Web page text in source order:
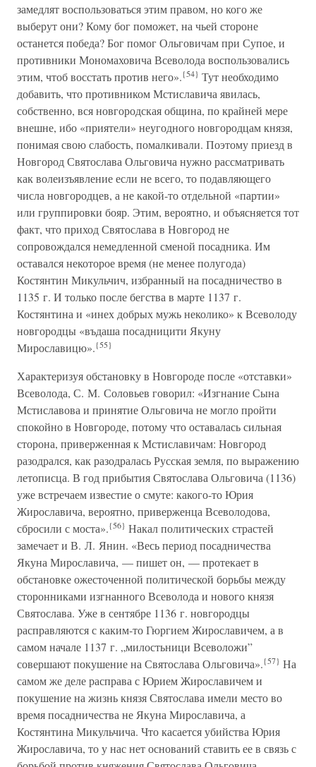
замедлят воспользоваться этим правом, но кого же
выберут они? Кому бог поможет, на чьей стороне
останется победа? Бог помог Ольговичам при Супое, и
противники Мономаховича Всеволода воспользовались
этим, чтоб восстать против него».{54} Тут необходимо
добавить, что противником Мстиславича явилась,
собственно, вся новгородская община, по крайней мере
внешне, ибо «приятели» неугодного новгородцам князя,
понимая свою слабость, помалкивали. Поэтому приезд в
Новгород Святослава Ольговича нужно рассматривать
как волеизъявление если не всего, то подавляющего
числа новгородцев, а не какой-то отдельной «партии»
или группировки бояр. Этим, вероятно, и объясняется тот
факт, что приход Святослава в Новгород не
сопровождался немедленной сменой посадника. Им
оставался некоторое время (не менее полугода)
Костянтин Микульчич, избранный на посадничество в
1135 г. И только после бегства в марте 1137 г.
Костянтина и «инех добрых мужь неколико» к Всеволоду
новгородцы «въдаша посадницити Якуну
Мирославицю».{55}
Характеризуя обстановку в Новгороде после «отставки»
Всеволода, С. М. Соловьев говорил: «Изгнание Сына
Мстиславова и принятие Ольговича не могло пройти
спокойно в Новгороде, потому что оставалась сильная
сторона, приверженная к Мстиславичам: Новгород
разодрался, как разодралась Русская земля, по выражению
летописца. В год прибытия Святослава Ольговича (1136)
уже встречаем известие о смуте: какого-то Юрия
Жирославича, вероятно, приверженца Всеволодова,
сбросили с моста».{56} Накал политических страстей
замечает и В. Л. Янин. «Весь период посадничества
Якуна Мирославича, — пишет он, — протекает в
обстановке ожесточенной политической борьбы между
сторонниками изгнанного Всеволода и нового князя
Святослава. Уже в сентябре 1136 г. новгородцы
расправляются с каким-то Гюргием Жирославичем, а в
самом начале 1137 г. „милостьници Всеволожи”
совершают покушение на Святослава Ольговича».{57} На
самом же деле расправа с Юрием Жирославичем и
покушение на жизнь князя Святослава имели место во
время посадничества не Якуна Мирославича, а
Костянтина Микульчича. Что касается убийства Юрия
Жирославича, то у нас нет оснований ставить ее в связь с